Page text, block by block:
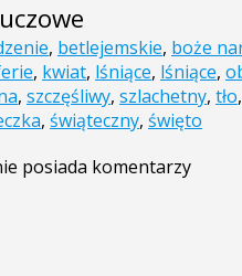
, betlejemskie, boże
, kwiat, lśniące, lśniące,
, szczęśliwy, szlachetny, tło,
, świąteczny, święto
posiada komentarzy